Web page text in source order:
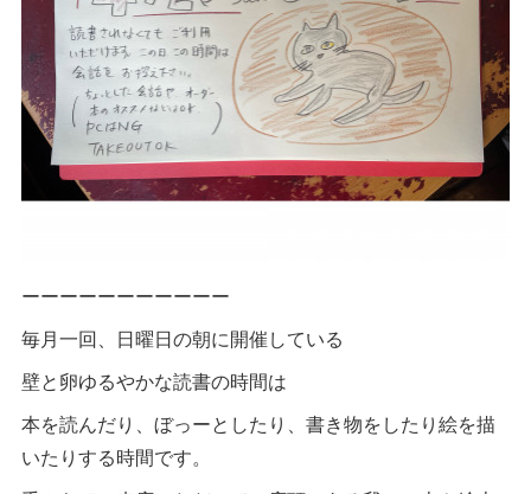
ーーーーーーーーーーー
毎月一回、日曜日の朝に開催している
壁と卵ゆるやかな読書の時間は
本を読んだり、ぼっーとしたり、書き物をしたり絵を描
いたりする時間です。